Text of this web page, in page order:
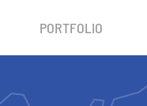
PORTFOLIO